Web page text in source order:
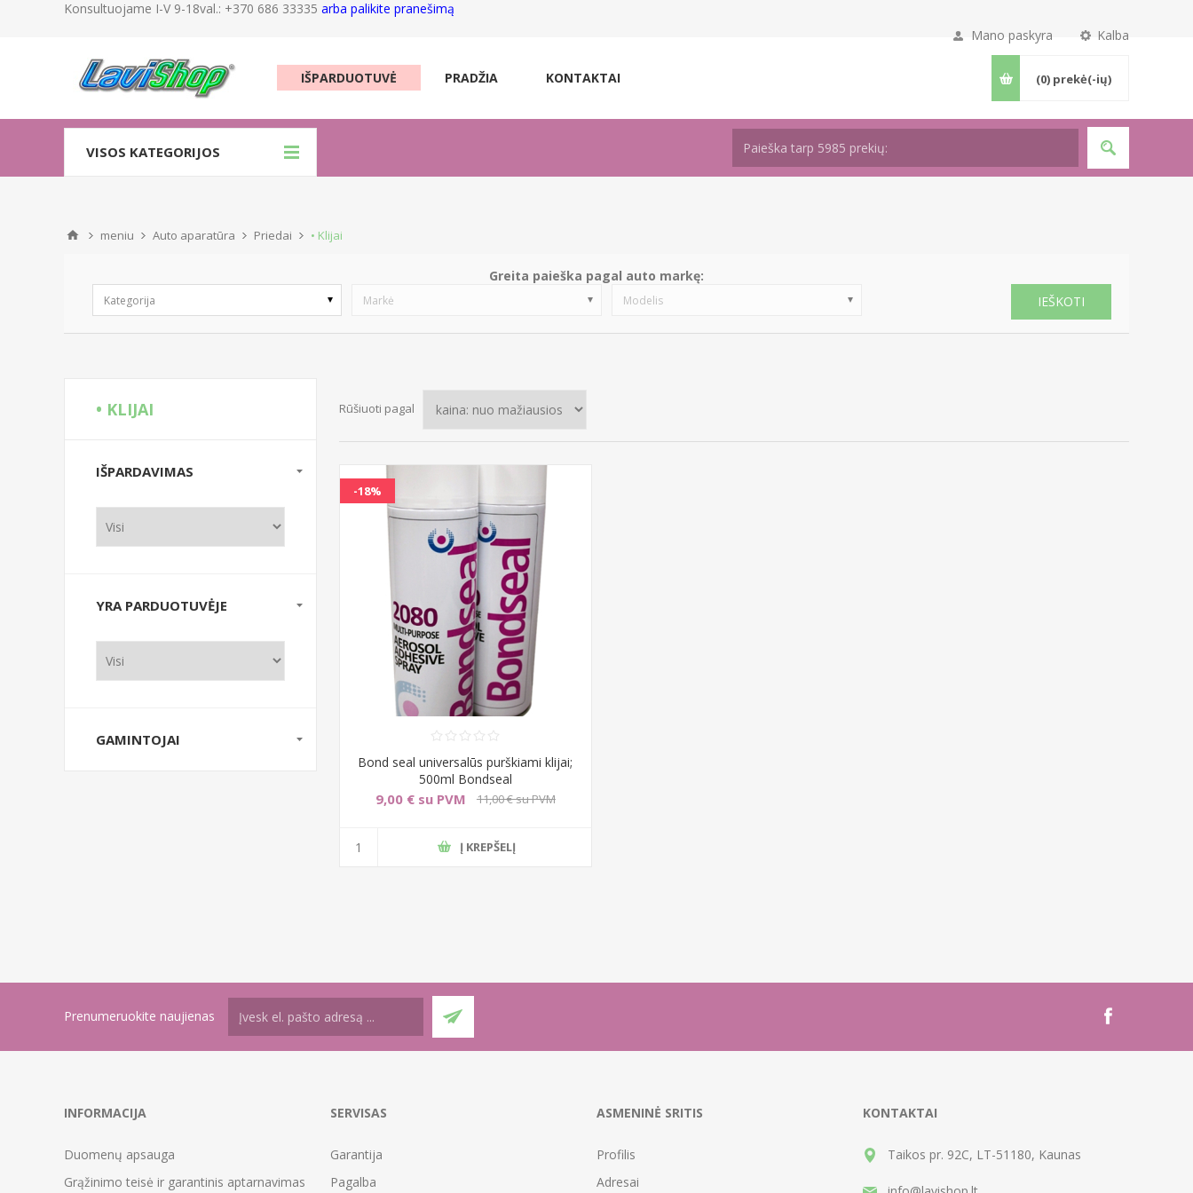
Konsultuojame I-V 9-18val.: +370 686 33335 arba palikite pranešimą
Kalba
Mano paskyra
IŠPARDUOTUVĖ PRADŽIA KONTAKTAI (0) prekė(-ių)
VISOS KATEGORIJOS
meniu Auto aparatūra Priedai • Klijai
Greita paieška pagal auto markę:
Kategorija Markė Modelis IEŠKOTI
Rūšiuoti pagal
-18%
Bond seal universalūs purškiami klijai;
500ml Bondseal
9,00 € su PVM 11,00 € su PVM
Į KREPŠELĮ
• KLIJAI
IŠPARDAVIMAS
YRA PARDUOTUVĖJE
GAMINTOJAI
Prenumeruokite naujienas
INFORMACIJA
Duomenų apsauga
Grąžinimo teisė ir garantinis aptarnavimas
SERVISAS
Garantija
Pagalba
ASMENINĖ SRITIS
Profilis
Adresai
KONTAKTAI
Taikos pr. 92C, LT-51180, Kaunas